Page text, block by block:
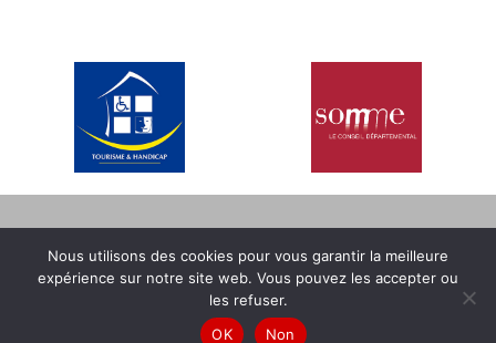
CONDITIONS GÉNÉRALES DE VENTE
POLITIQUE RGPD GÉNÉRALE
Nous utilisons des cookies pour vous garantir la meilleure
expérience sur notre site web. Vous pouvez les accepter ou
les refuser.
OK
Non